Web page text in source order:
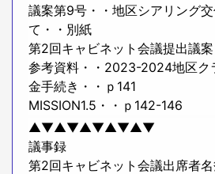
議案第9号・・地区シアリング
て・・別紙
第2回キャビネット会議提出議
参考資料・・2023-2024地区ク
金手続き・・ｐ141
MISSION1.5・・ｐ142-146
▲▼▲▼▲▼▲▼▲▼
議事録
第2回キャビネット会議出席者